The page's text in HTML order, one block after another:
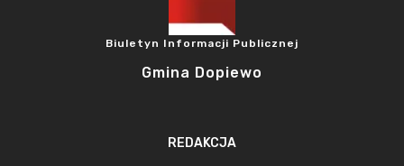
Biuletyn Informacji Publicznej
Gmina Dopiewo
REDAKCJA